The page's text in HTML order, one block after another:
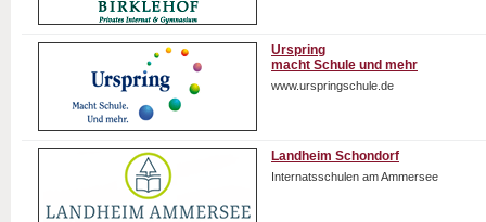
Urspring
macht Schule und mehr
www.urspringschule.de
Landheim Schondorf
Internatsschulen am Ammersee